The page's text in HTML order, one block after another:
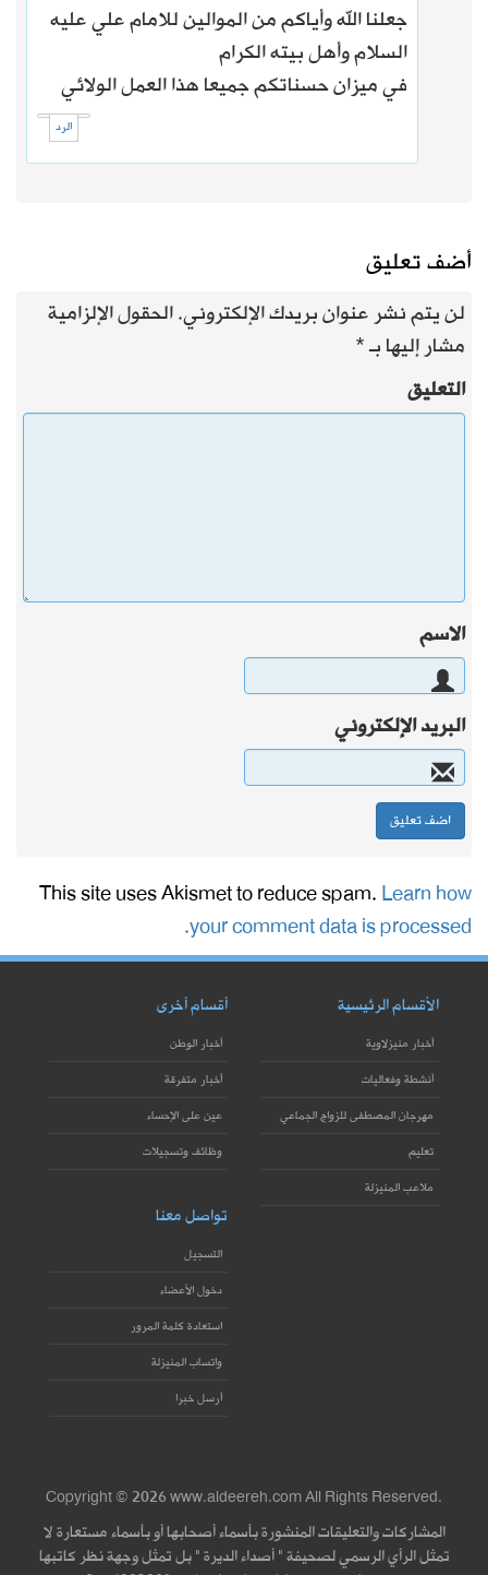
جعلنا الله وأياكم من الموالين للامام علي عليه
السلام وأهل بيته الكرام
في ميزان حسناتكم جميعا هذا العمل الولائي
الرد
أضف تعليق
لن يتم نشر عنوان بريدك الإلكتروني.الحقول الإلزامية
مشار إليها بـ*
التعليق
الاسم
البريد الإلكتروني
This site uses Akismet to reduce spam.Learn how
your comment data is processed.
الأقسام الرئيسية
أخبار منيزلاوية
أنشطة وفعاليات
مهرجان المصطفى للزواج الجماعي
تعليم
ملاعب المنيزلة
أقسام أخرى
أخبار الوطن
أخبار متفرقة
عين على الإحساء
وظائف وتسجيلات
تواصل معنا
التسجيل
دخول الأعضاء
استعادة كلمة المرور
واتساب المنيزلة
أرسل خبرا
Copyright © 2026 www.aldeereh.com All Rights Reserved.
المشاركات والتعليقات المنشورة بأسماء أصحابها أو بأسماء مستعارة لا
تمثل الرأي الرسمي لصحيفة " أصداء الديرة " بل تمثل وجهة نظر كاتبها